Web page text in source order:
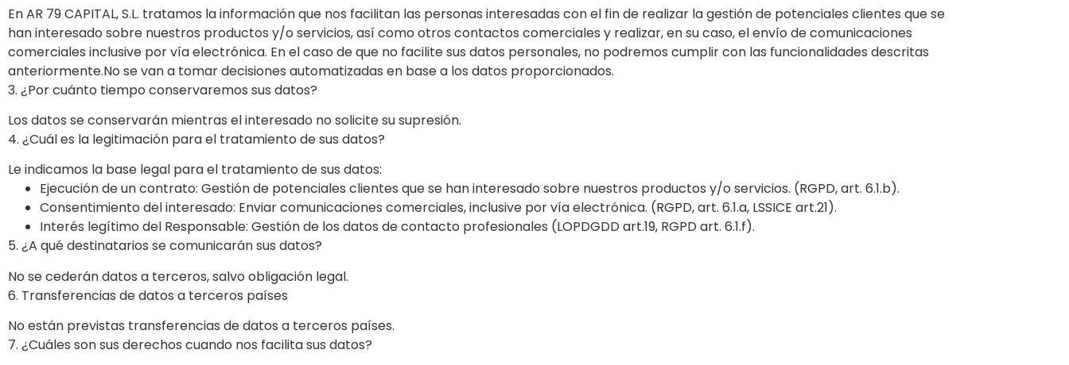
En AR 79 CAPITAL, S.L. tratamos la información que nos facilitan las personas interesadas con el fin de realizar la gestión de potenciales clientes que se
han interesado sobre nuestros productos y/o servicios, así como otros contactos comerciales y realizar, en su caso, el envío de comunicaciones
comerciales inclusive por vía electrónica. En el caso de que no facilite sus datos personales, no podremos cumplir con las funcionalidades descritas
anteriormente.No se van a tomar decisiones automatizadas en base a los datos proporcionados.
3. ¿Por cuánto tiempo conservaremos sus datos?
Los datos se conservarán mientras el interesado no solicite su supresión.
4. ¿Cuál es la legitimación para el tratamiento de sus datos?
Le indicamos la base legal para el tratamiento de sus datos:
Ejecución de un contrato: Gestión de potenciales clientes que se han interesado sobre nuestros productos y/o servicios. (RGPD, art. 6.1.b).
Consentimiento del interesado: Enviar comunicaciones comerciales, inclusive por vía electrónica. (RGPD, art. 6.1.a, LSSICE art.21).
Interés legítimo del Responsable: Gestión de los datos de contacto profesionales (LOPDGDD art.19, RGPD art. 6.1.f).
5. ¿A qué destinatarios se comunicarán sus datos?
No se cederán datos a terceros, salvo obligación legal.
6. Transferencias de datos a terceros países
No están previstas transferencias de datos a terceros países.
7. ¿Cuáles son sus derechos cuando nos facilita sus datos?